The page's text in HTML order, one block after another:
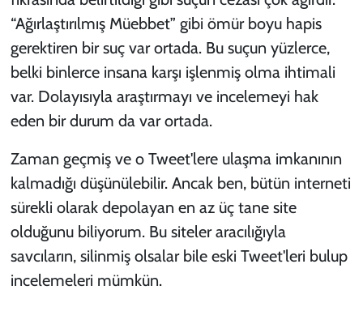
“Ağırlaştırılmış Müebbet” gibi ömür boyu hapis
gerektiren bir suç var ortada. Bu suçun yüzlerce,
belki binlerce insana karşı işlenmiş olma ihtimali
var. Dolayısıyla araştırmayı ve incelemeyi hak
eden bir durum da var ortada.
Zaman geçmiş ve o Tweet'lere ulaşma imkanının
kalmadığı düşünülebilir. Ancak ben, bütün interneti
sürekli olarak depolayan en az üç tane site
olduğunu biliyorum. Bu siteler aracılığıyla
savcıların, silinmiş olsalar bile eski Tweet'leri bulup
incelemeleri mümkün.